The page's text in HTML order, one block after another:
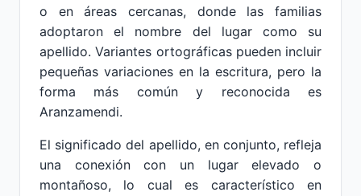
o en áreas cercanas, donde las familias
adoptaron el nombre del lugar como su
apellido. Variantes ortográficas pueden incluir
pequeñas variaciones en la escritura, pero la
forma más común y reconocida es
Aranzamendi.
El significado del apellido, en conjunto, refleja
una conexión con un lugar elevado o
montañoso, lo cual es característico en